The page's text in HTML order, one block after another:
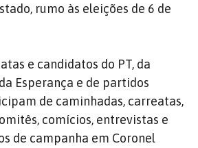
rumo às eleições de 6 de
e candidatos do PT, da
Esperança e de partidos
de caminhadas, carreatas,
comícios, entrevistas e
de campanha em Coronel